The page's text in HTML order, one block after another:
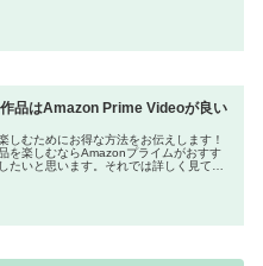
品はAmazon Prime Videoが良い
しむためにお得な方法をお伝えします！
を楽しむならAmazonプライムがおすす
たいと思います。それでは詳しく見てい